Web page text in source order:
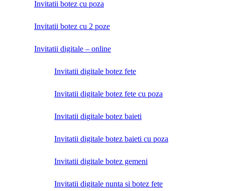
Invitatii botez cu poza
Invitatii botez cu 2 poze
Invitatii digitale – online
Invitatii digitale botez fete
Invitatii digitale botez fete cu poza
Invitatii digitale botez baieti
Invitatii digitale botez baieti cu poza
Invitatii digitale botez gemeni
Invitatii digitale nunta si botez fete